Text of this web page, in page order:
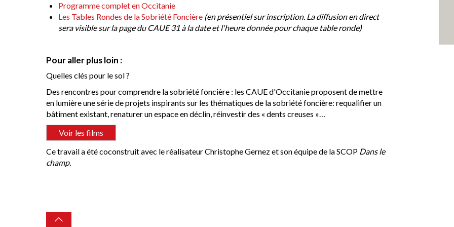
Programme complet en Occitanie
Les Tables Rondes de la Sobriété Foncière (en présentiel sur inscription. La diffusion en direct
sera visible sur la page du CAUE 31 à la date et l'heure donnée pour chaque table ronde)
Pour aller plus loin :
Quelles clés pour le sol ?
Des rencontres pour comprendre la sobriété foncière : les CAUE d'Occitanie proposent de mettre
en lumière une série de projets inspirants sur les thématiques de la sobriété foncière: requalifier un
bâtiment existant, renaturer un espace en déclin, réinvestir des « dents creuses »…
Voir les films
Ce travail a été coconstruit avec le réalisateur Christophe Gernez et son équipe de la SCOP Dans le
champ.
Top